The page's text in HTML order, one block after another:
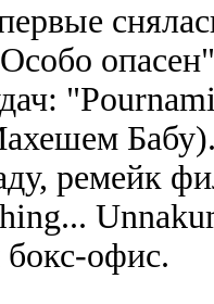
ремейк
бокс-офис.